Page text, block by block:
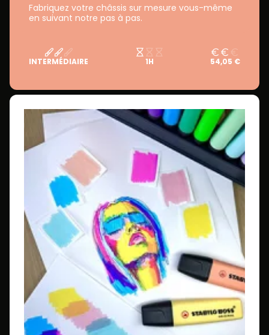
Fabriquez votre châssis sur mesure vous-même
en suivant notre pas à pas.
INTERMÉDIAIRE 1H 54,05 €